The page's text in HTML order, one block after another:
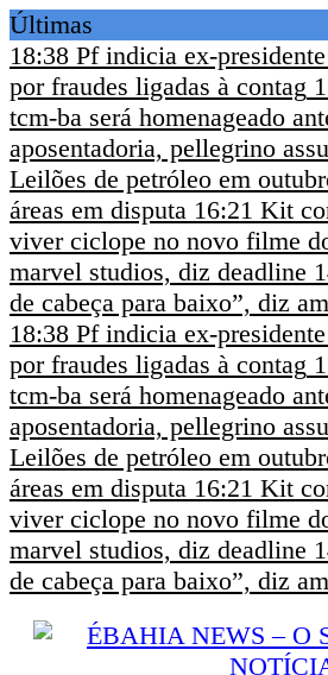
Últimas
18:38 Pf indicia ex-
por fraudes ligadas à contag
tcm-ba será homenageado
aposentadoria, pellegrino
Leilões de petróleo em
áreas em disputa 16:21 Kit
viver ciclope no novo filme
marvel studios, diz deadline
de cabeça para baixo”, diz
18:38 Pf indicia ex-
por fraudes ligadas à contag
tcm-ba será homenageado
aposentadoria, pellegrino
Leilões de petróleo em
áreas em disputa 16:21 Kit
viver ciclope no novo filme
marvel studios, diz deadline
de cabeça para baixo”, diz